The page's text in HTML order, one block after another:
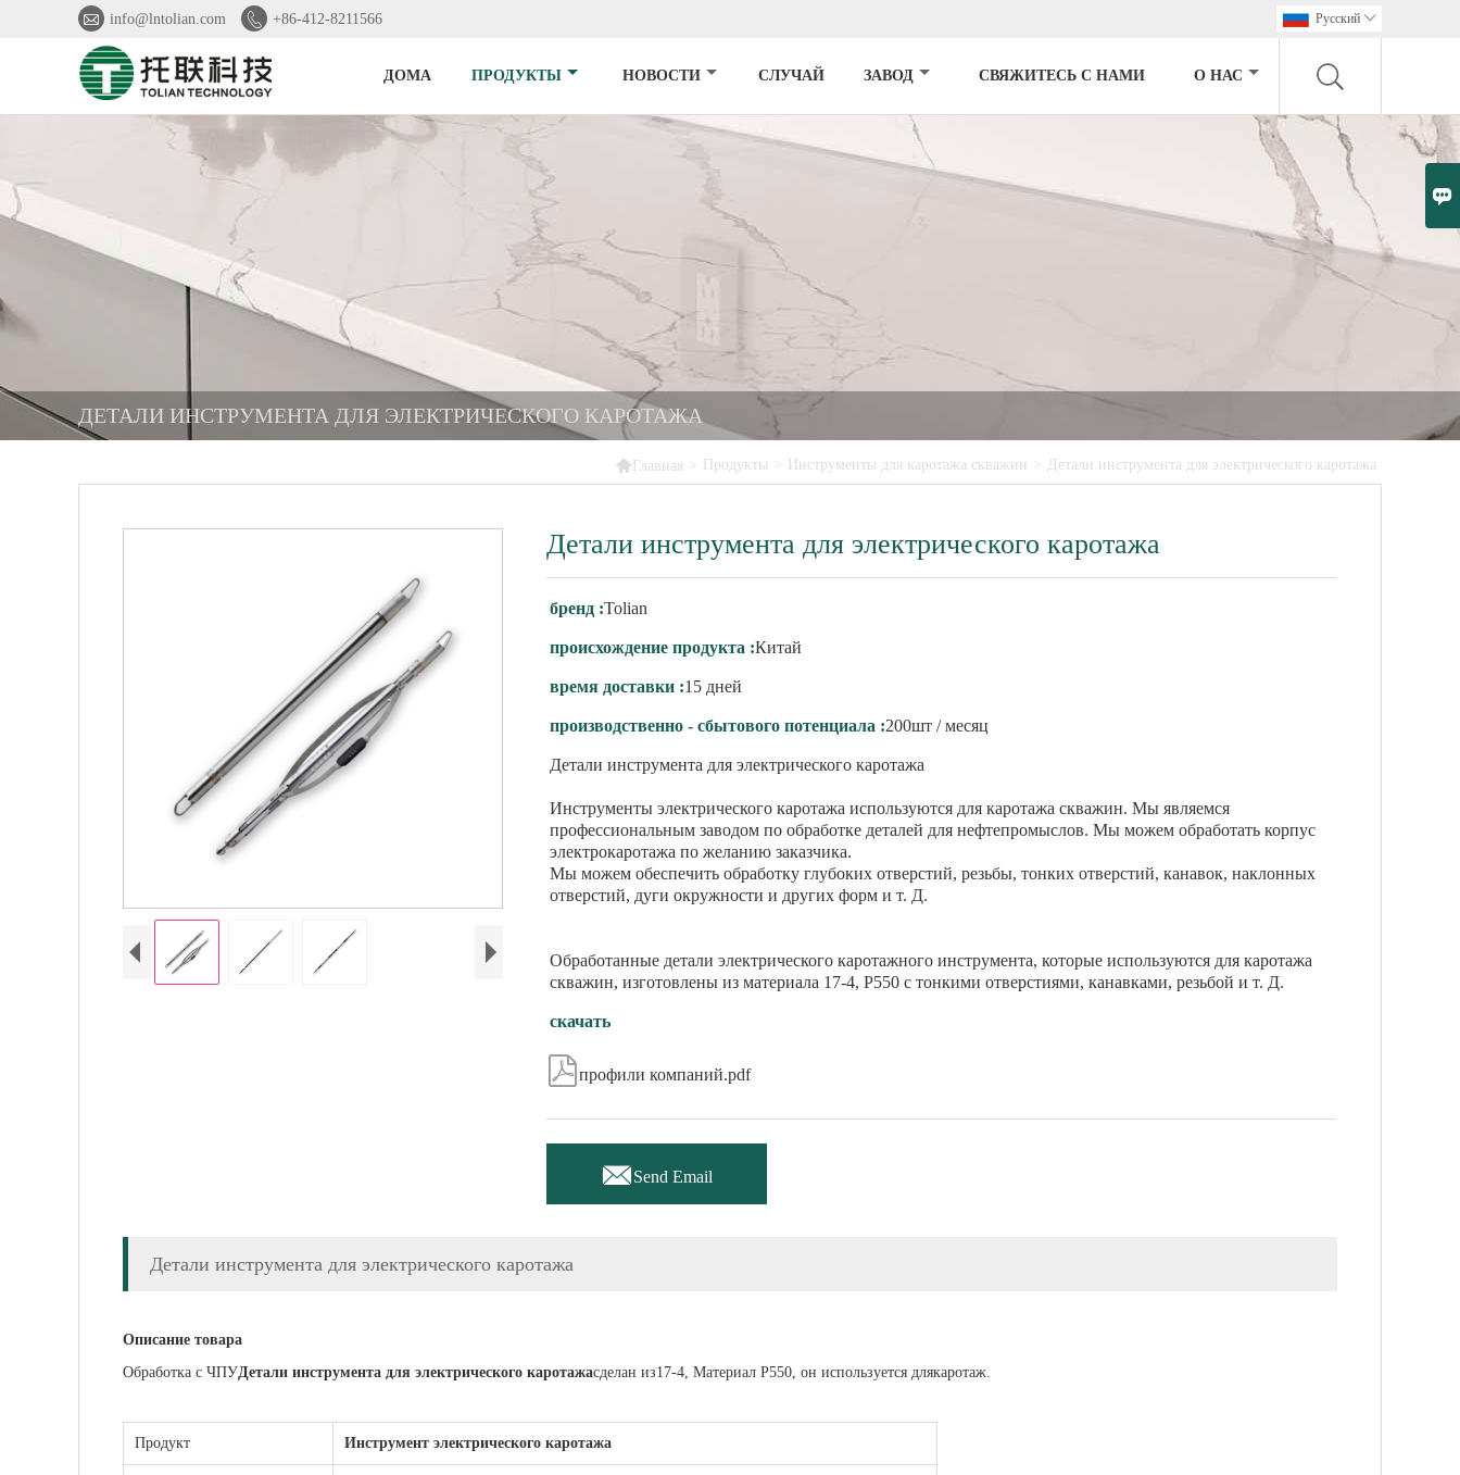

 info@lntolian.com  +86-412-8211566 Pусский 
ДОМА ПРОДУКТЫ НОВОСТИ СЛУЧАЙ ЗАВОД СВЯЖИТЕСЬ С НАМИ О НАС
ДЕТАЛИ ИНСТРУМЕНТА ДЛЯ ЭЛЕКТРИЧЕСКОГО КАРОТАЖА
 Главная > Продукты > Инструменты для каротажа скважин > Детали инструмента для электрического каротажа
Детали инструмента для электрического каротажа
бренд :Tolian
происхождение продукта :Китай
время доставки :15 дней
производственно - сбытового потенциала :200шт / месяц
Детали инструмента для электрического каротажа
Инструменты электрического каротажа используются для каротажа скважин. Мы являемся
профессиональным заводом по обработке деталей для нефтепромыслов. Мы можем обработать корпус
электрокаротажа по желанию заказчика.
Мы можем обеспечить обработку глубоких отверстий, резьбы, тонких отверстий, канавок, наклонных
отверстий, дуги окружности и других форм и т. Д.
Обработанные детали электрического каротажного инструмента, которые используются для каротажа
скважин, изготовлены из материала 17-4, P550 с тонкими отверстиями, канавками, резьбой и т. Д.
скачать
профили компаний.pdf
Send Email
Детали инструмента для электрического каротажа
Описание товара
Обработка с ЧПУДетали инструмента для электрического каротажасделан из17-4, Материал P550, он используется длякаротаж.
Продукт Инструмент электрического каротажа